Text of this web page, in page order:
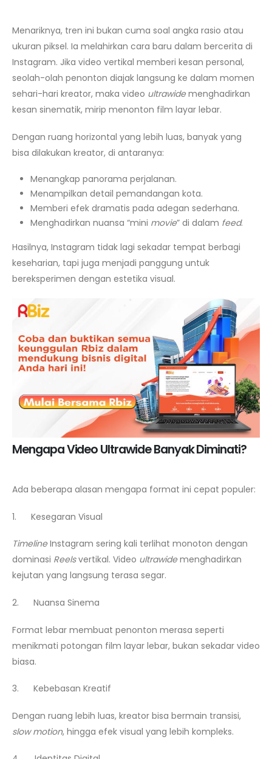
Menariknya, tren ini bukan cuma soal angka rasio atau
ukuran piksel. Ia melahirkan cara baru dalam bercerita di
Instagram. Jika video vertikal memberi kesan personal,
seolah-olah penonton diajak langsung ke dalam momen
sehari-hari kreator, maka video ultrawidemenghadirkan
kesan sinematik, mirip menonton film layar lebar.
Dengan ruang horizontal yang lebih luas, banyak yang
bisa dilakukan kreator, di antaranya:
Menangkap panorama perjalanan.
Menampilkan detail pemandangan kota.
Memberi efek dramatis pada adegan sederhana.
Menghadirkan nuansa “mini movie” di dalam feed.
Hasilnya, Instagram tidak lagi sekadar tempat berbagi
keseharian, tapi juga menjadi panggung untuk
bereksperimen dengan estetika visual.
Mengapa Video Ultrawide Banyak Diminati?
Ada beberapa alasan mengapa format ini cepat populer:
1. Kesegaran Visual
TimelineInstagram sering kali terlihat monoton dengan
dominasi Reelsvertikal. Video ultrawidemenghadirkan
kejutan yang langsung terasa segar.
2. Nuansa Sinema
Format lebar membuat penonton merasa seperti
menikmati potongan film layar lebar, bukan sekadar video
biasa.
3. Kebebasan Kreatif
Dengan ruang lebih luas, kreator bisa bermain transisi,
slow motion, hingga efek visual yang lebih kompleks.